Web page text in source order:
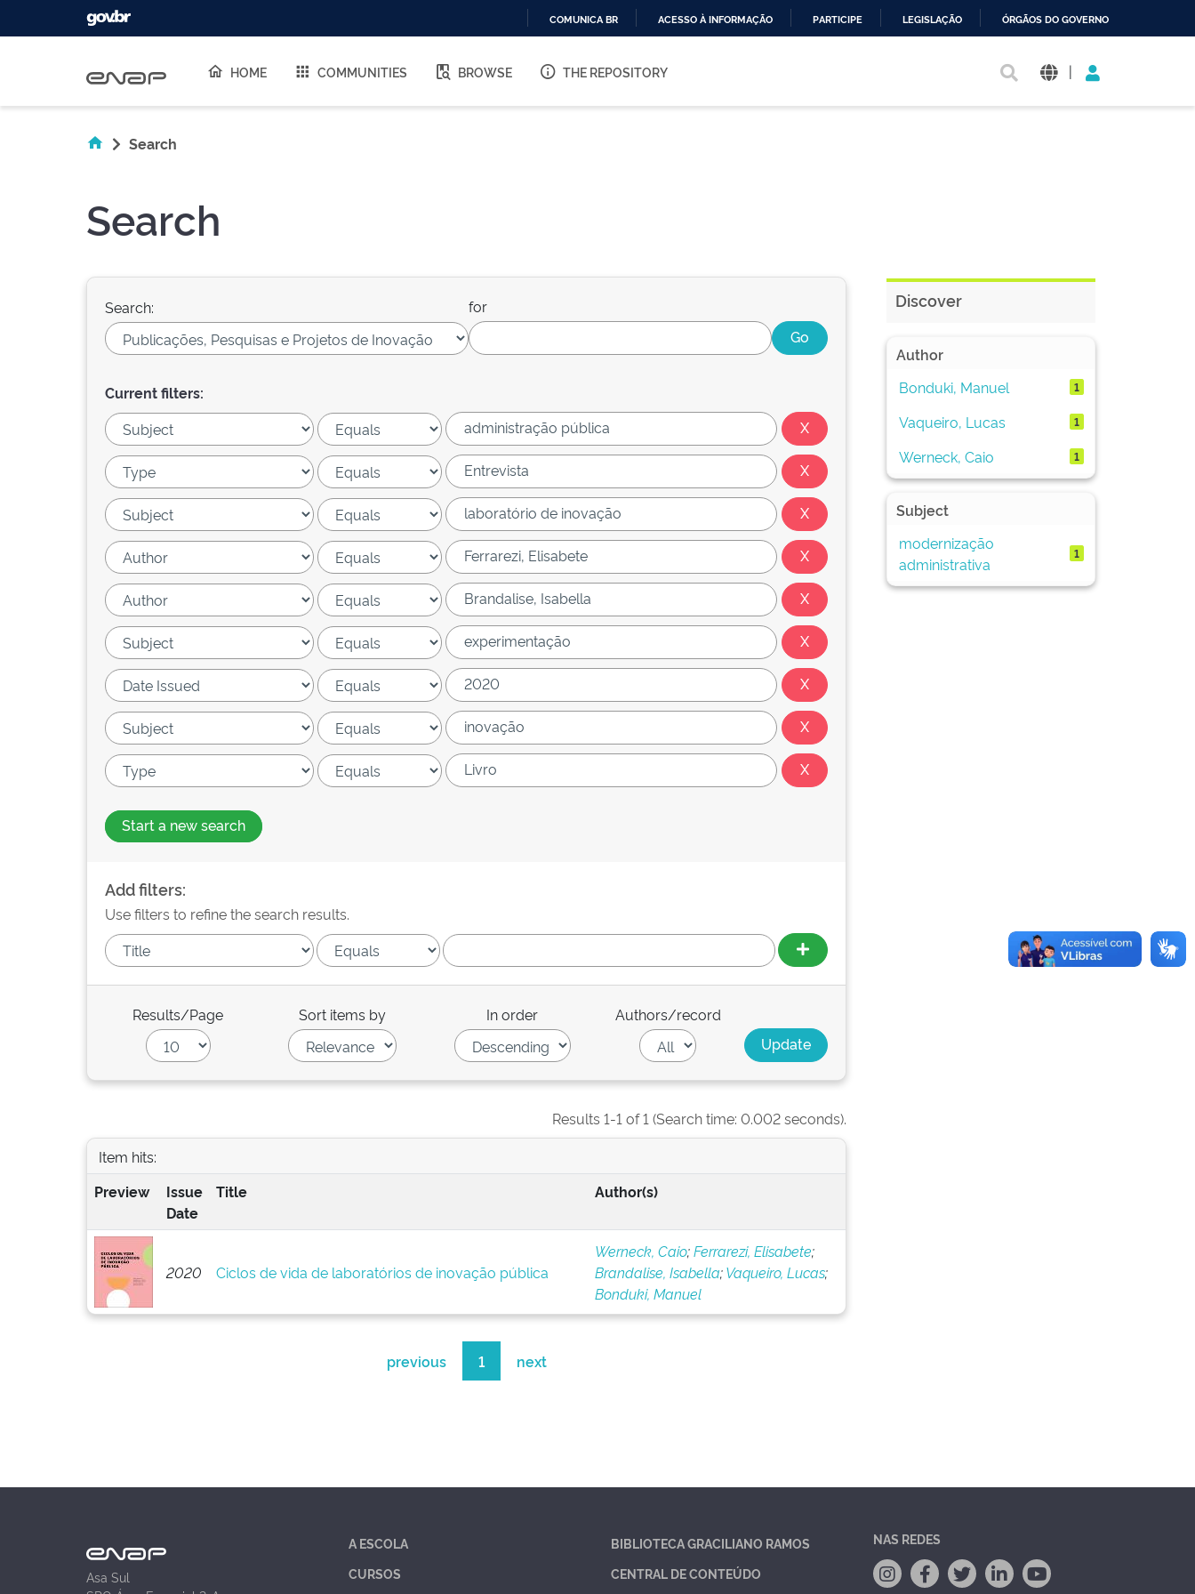
O
COMUNICA BR ACESSO À INFORMAÇÃO PARTICIPE LEGISLAÇÃO ÓRGÃOS DO GOVERNO
HOME COMMUNITIES BROWSE THE REPOSITORY |
Search
Search
Search: for
Current filters:
Start a new search
Add filters:
Use filters to refine the search results.
Results/Page Sort items by In order Authors/record
Results 1-1 of 1 (Search time: 0.002 seconds).
Item hits:
Preview
Issue
Date
Title Author(s)
2020 Ciclos de vida de laboratórios de inovação pública
Werneck, Caio;Ferrarezi, Elisabete;
Brandalise, Isabella;Vaqueiro, Lucas;
Bonduki, Manuel
previous 1 next
Discover
Author
Bonduki, Manuel
1
Vaqueiro, Lucas 1
Werneck, Caio 1
Subject
modernização
administrativa
1
Asa Sul
A ESCOLA
CURSOS
BIBLIOTECA GRACILIANO RAMOS
CENTRAL DE CONTEÚDO
NAS REDES